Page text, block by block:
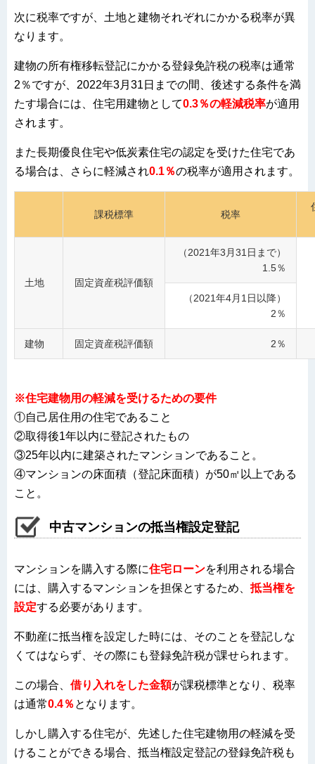
次に税率ですが、土地と建物それぞれにかかる税率が異
なります。
建物の所有権移転登記にかかる登録免許税の税率は通常
2％ですが、2022年3月31日までの間、後述する条件を満
たす場合には、住宅用建物として0.3％の軽減税率が適用
されます。
また長期優良住宅や低炭素住宅の認定を受けた住宅であ
る場合は、さらに軽減され0.1％の税率が適用されます。
課税標準 税率
土地 固定資産税評価額
（2021年3月31日まで）
1.5％
（2021年4月1日以降）
2％
建物 固定資産税評価額 2％
※住宅建物用の軽減を受けるための要件
①自己居住用の住宅であること
②取得後1年以内に登記されたもの
③25年以内に建築されたマンションであること。
④マンションの床面積（登記床面積）が50㎡以上である
こと。
中古マンションの抵当権設定登記
マンションを購入する際に住宅ローンを利用される場合
には、購入するマンションを担保とするため、 抵当権を
設定する必要があります。
不動産に抵当権を設定した時には、そのことを登記しな
くてはならず、その際にも登録免許税が課せられます。
この場合、 借り入れをした金額が課税標準となり、税率
は通常0.4％ となります。
しかし購入する住宅が、先述した住宅建物用の軽減を受
けることができる場合、抵当権設定登記の登録免許税も